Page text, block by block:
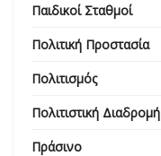
Παιδικοί Σταθμοί
Πολιτική Προστασία
Πολιτισμός
Πολιτιστική Διαδρομή
Πράσινο